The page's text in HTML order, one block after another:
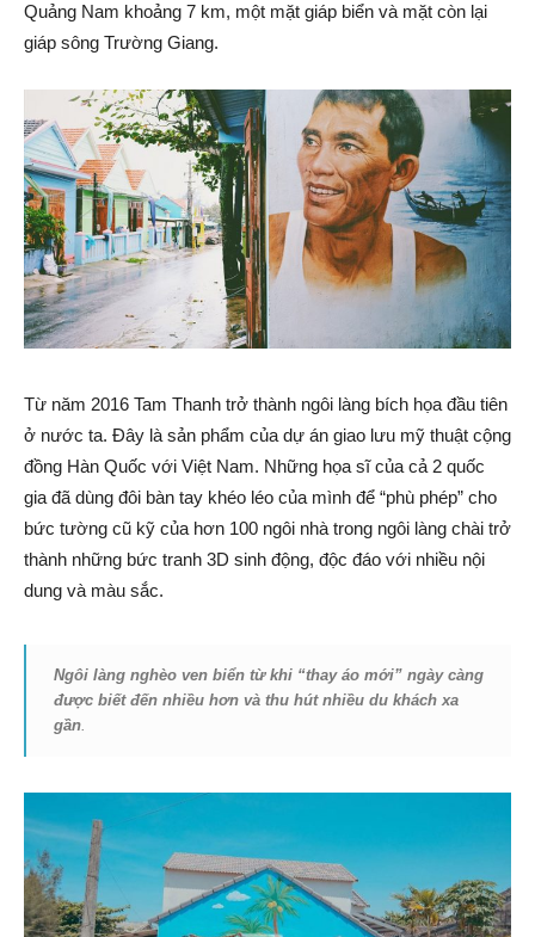
Quảng Nam khoảng 7 km, một mặt giáp biển và mặt còn lại
giáp sông Trường Giang.
Từ năm 2016 Tam Thanh trở thành ngôi làng bích họa đầu tiên
ở nước ta. Đây là sản phẩm của dự án giao lưu mỹ thuật cộng
đồng Hàn Quốc với Việt Nam. Những họa sĩ của cả 2 quốc
gia đã dùng đôi bàn tay khéo léo của mình để “phù phép” cho
bức tường cũ kỹ của hơn 100 ngôi nhà trong ngôi làng chài trở
thành những bức tranh 3D sinh động, độc đáo với nhiều nội
dung và màu sắc.
Ngôi làng nghèo ven biển từ khi “thay áo mới” ngày càng
được biết đến nhiều hơn và thu hút nhiều du khách xa
gần.